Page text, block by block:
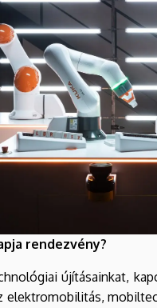
rendezvény?
újításainkat,